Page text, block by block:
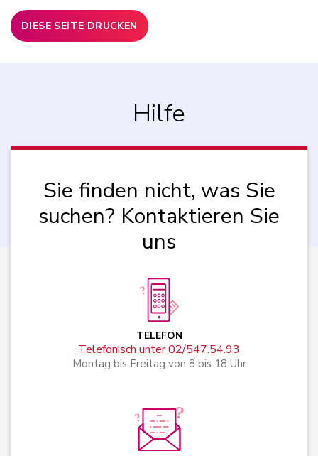
DIESE SEITE DRUCKEN
Hilfe
Sie finden nicht, was Sie
suchen? Kontaktieren Sie
uns
TELEFON
Telefonisch unter 02/547.54.93
Montag bis Freitag von 8 bis 18 Uhr